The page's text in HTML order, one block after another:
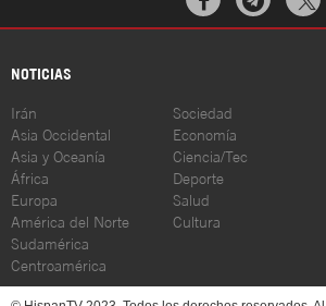
NOTICIAS
Irán
Asia Occidental
Asia y Oceanía
África
Europa
América del Norte
Sudamérica
Centroamérica
Sociedad
Economía
Ciencia/Tec
Deporte
Salud
Cultura